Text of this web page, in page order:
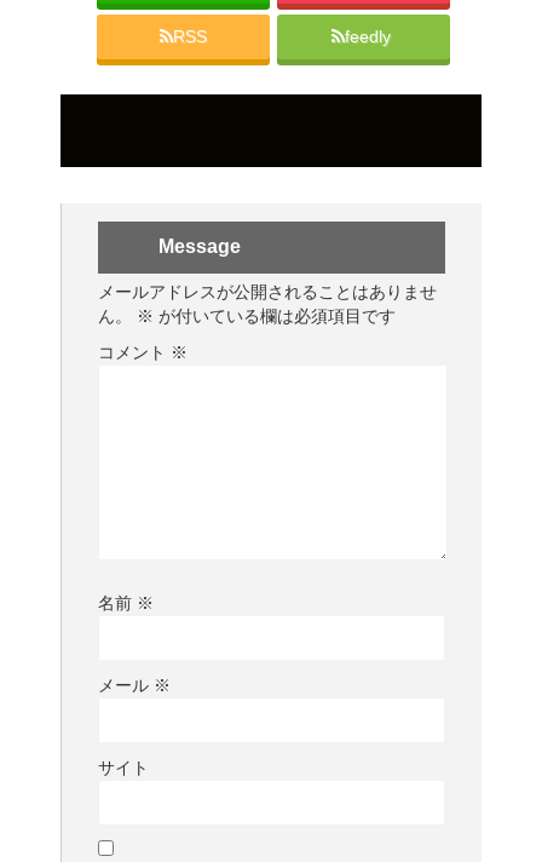
RSS feedly
Message
メールアドレスが公開されることはありませ
ん。
※ が付いている欄は必須項目です
コメント ※
名前 ※
メール ※
サイト